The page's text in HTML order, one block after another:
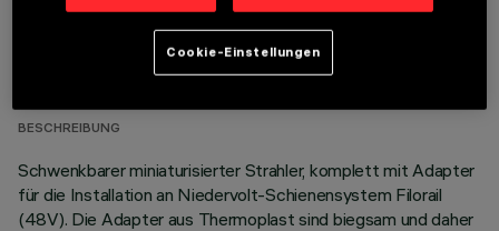
TECHNISCHE DATEN
LETZTES UPDATE: 03.08.2026
BESCHREIBUNG
Schwenkbarer miniaturisierter Strahler, komplett mit Adapter
für die Installation an Niedervolt-Schienensystem Filorail
(48V). Die Adapter aus Thermoplast sind biegsam und daher
Cookie-Einstellungen